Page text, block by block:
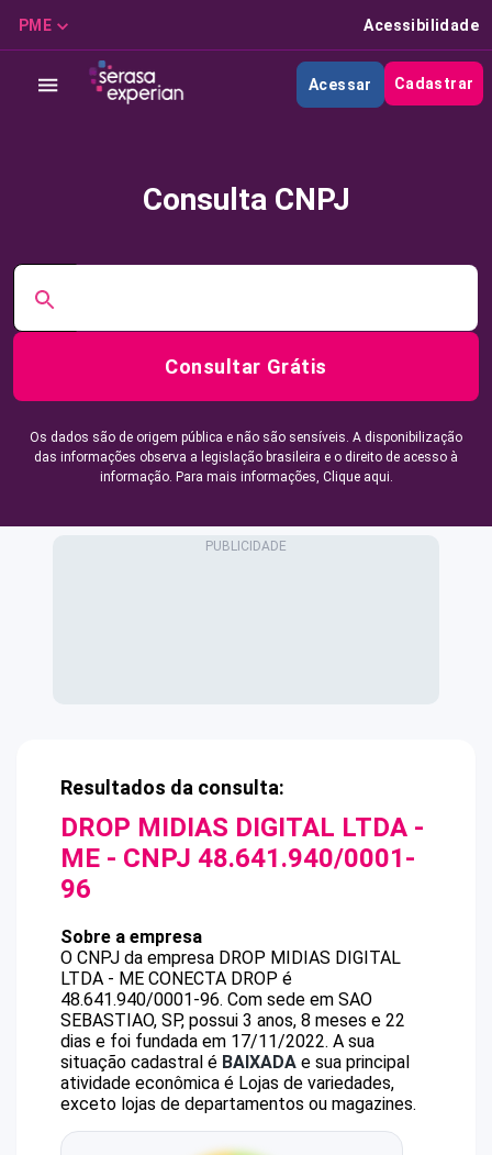
PME Acessibilidade
Acessar Cadastrar
Consulta CNPJ
Consultar Grátis
Os dados são de origem pública e não são sensíveis. A disponibilização
das informações observa a legislação brasileira e o direito de acesso à
informação. Para mais informações, Clique aqui.
Resultados da consulta:
DROP MIDIAS DIGITAL LTDA -
ME - CNPJ 48.641.940/0001-
96
Sobre a empresa
O CNPJ da empresa DROP MIDIAS DIGITAL
LTDA - ME CONECTA DROP é
48.641.940/0001-96. Com sede em SAO
SEBASTIAO, SP, possui 3 anos, 8 meses e 22
dias e foi fundada em 17/11/2022. A sua
situação cadastral é BAIXADA e sua principal
atividade econômica é Lojas de variedades,
exceto lojas de departamentos ou magazines.